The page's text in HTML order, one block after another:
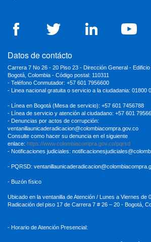
Datos de contácto
Carrera 7 No 26 - 20 Piso 23 - Dirección General -
Bogotá, Colombia - Código postal: 110311
- Teléfono Conmutador: +57 601 7956600
- Linea nacional gratuita o servicio a la ciudadania: 01800
- Línea en Bogotá (Mesa de servicio): +57 601 7456788
- Línea de servicio y atención al ciudadano: +57 601
- Denuncias por actos de corrupción:
ventanillaunicaderadicacion@colombiacompra.gov.co
Consulte como hacer su denuncia en el siguiente
enlace: https://www.colombiacompra.gov.co/pqrsd
- Notificaciones judiciales:
- PQRSD:
- Buzón físico
Ubicado en la ventanilla de Atención / Lunes a Viernes de
Radicación del piso 17 de Carrera 7 # 26 – 20 - Bogotá,
- Horario de Atención Presencial: